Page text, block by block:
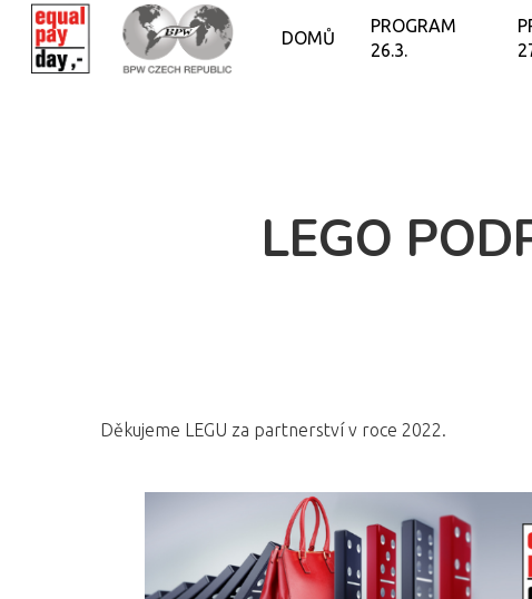
DOMŮ
PROGRAM
26.3.
LEGO
Děkujeme LEGU za partnerství v roce 2022.